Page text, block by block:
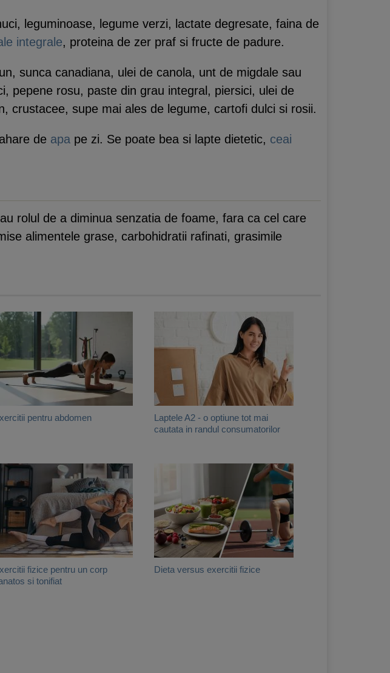
leguminoase, legume verzi, lactate degresate, faina de
integrale, proteina de zer praf si fructe de padure.
sunca canadiana, ulei de canola, unt de migdale sau
pepene rosu, paste din grau integral, piersici, ulei de
crustacee, supe mai ales de legume, cartofi dulci si rosii.
de apa pe zi. Se poate bea si lapte dietetic, ceai
rolul de a diminua senzatia de foame, fara ca cel care
alimentele grase, carbohidratii rafinati, grasimile
pentru abdomen
Laptele A2 - o optiune tot mai
cautata in randul consumatorilor
fizice pentru un corp
si tonifiat
Dieta versus exercitii fizice